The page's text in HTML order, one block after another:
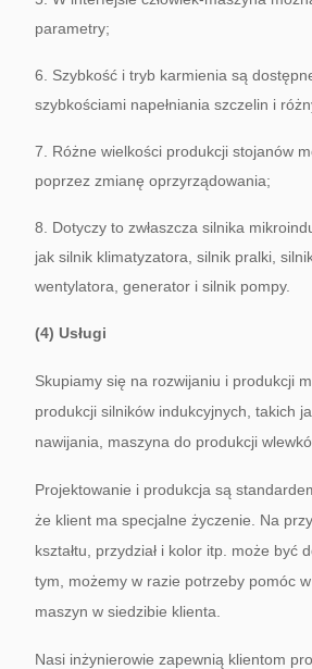
parametry;
6. Szybkość i tryb karmienia są
szybkościami napełniania szczelin i
7. Różne wielkości produkcji stojanów
poprzez zmianę oprzyrządowania;
8. Dotyczy to zwłaszcza silnika
jak silnik klimatyzatora, silnik pralki,
wentylatora, generator i silnik pompy.
(4) Usługi
Skupiamy się na rozwijaniu i produkcji
produkcji silników indukcyjnych, takich
nawijania, maszyna do produkcji
Projektowanie i produkcja są
że klient ma specjalne życzenie.
Na
kształtu, przydział i kolor itp. może być
tym, możemy w razie potrzeby pomóc
maszyn w siedzibie klienta.
Nasi inżynierowie zapewnią klientom